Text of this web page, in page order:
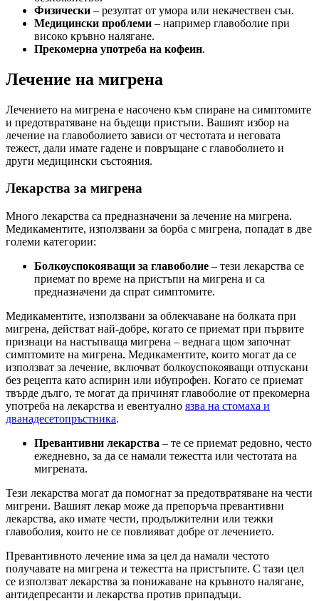
Физически – резултат от умора или некачествен сън.
Медицински проблеми – например главоболие при
високо кръвно налягане.
Прекомерна употреба на кофеин.
Лечение на мигрена
Лечението на мигрена е насочено към спиране на симптомите
и предотвратяване на бъдещи пристъпи. Вашият избор на
лечение на главоболието зависи от честотата и неговата
тежест, дали имате гадене и повръщане с главоболието и
други медицински състояния.
Лекарства за мигрена
Много лекарства са предназначени за лечение на мигрена.
Медикаментите, използвани за борба с мигрена, попадат в две
големи категории:
Болкоуспокояващи за главоболие – тези лекарства се
приемат по време на пристъпи на мигрена и са
предназначени да спрат симптомите.
Медикаментите, използвани за облекчаване на болката при
мигрена, действат най-добре, когато се приемат при първите
признаци на настъпваща мигрена – веднага щом започнат
симптомите на мигрена. Медикаментите, които могат да се
използват за лечение, включват болкоуспокояващи отпускани
без рецепта като аспирин или ибупрофен. Когато се приемат
твърде дълго, те могат да причинят главоболие от прекомерна
употреба на лекарства и евентуално язва на стомаха и
дванадесетопръстника.
Превантивни лекарства – те се приемат редовно, често
ежедневно, за да се намали тежестта или честотата на
мигрената.
Тези лекарства могат да помогнат за предотвратяване на чести
мигрени. Вашият лекар може да препоръча превантивни
лекарства, ако имате чести, продължителни или тежки
главоболия, които не се повлияват добре от лечението.
Превантивното лечение има за цел да намали честото
получавате на мигрена и тежестта на пристъпите. С тази цел
се използват лекарства за понижаване на кръвното налягане,
антидепресанти и лекарства против припадъци.